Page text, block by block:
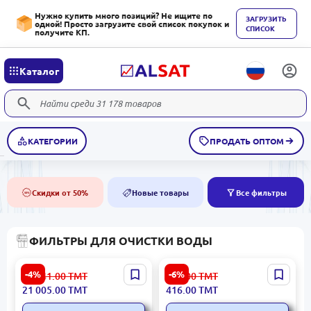
Нужно купить много позиций? Не ищите по
одной! Просто загрузите свой список покупок и
получите КП.
ЗАГРУЗИТЬ
СПИСОК
Каталог
КАТЕГОРИИ ПРОДАТЬ ОПТОМ
50% Скидки от 50% NEW Новые товары Все фильтры
ФИЛЬТРЫ ДЛЯ ОЧИСТКИ ВОДЫ
-4%
Karcher WPD200BASIC-BK
| Водяной фильтр 120 л/ч
для бизнеса
22 041.00ТМТ
21 005.00ТМТ
-6%
Xiaomi RIVFILKAS |
Кассета для водяного
фильтра комплект 3 шт.
443.00ТМТ
416.00ТМТ